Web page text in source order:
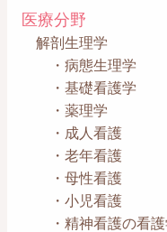
医療分野
解剖生理学
・病態生理学
・基礎看護学
・薬理学
・成人看護
・老年看護
・母性看護
・小児看護
・精神看護の看